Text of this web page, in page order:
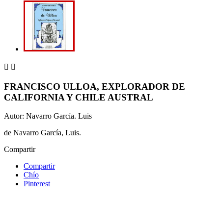
 
FRANCISCO ULLOA, EXPLORADOR DE
CALIFORNIA Y CHILE AUSTRAL
Autor: Navarro García. Luis
de Navarro García, Luis.
Compartir
Compartir
Chío
Pinterest